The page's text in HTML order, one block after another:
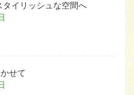
イリッシュな空間へ
せて